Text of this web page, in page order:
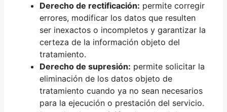
Derecho de rectificación: permite corregir
errores, modificar los datos que resulten
ser inexactos o incompletos y garantizar la
certeza de la información objeto del
tratamiento.
Derecho de supresión: permite solicitar la
eliminación de los datos objeto de
tratamiento cuando ya no sean necesarios
para la ejecución o prestación del servicio.